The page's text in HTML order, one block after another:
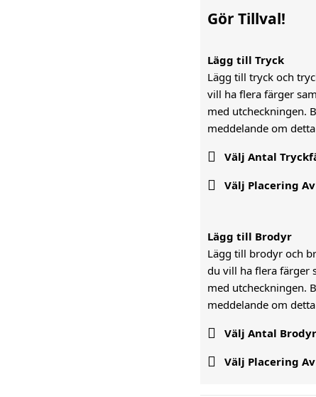
Gör Tillval!
Lägg till Tryck
Lägg till tryck och
vill ha flera färger
med utcheckningen.
meddelande om
 Välj Antal
 Välj Placering
Lägg till Brodyr
Lägg till brodyr och
du vill ha flera färger
med utcheckningen.
meddelande om
 Välj Antal
 Välj Placering